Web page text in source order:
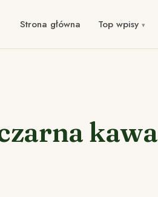
Strona główna Top wpisy
kawa